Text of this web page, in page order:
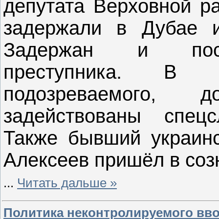
депутата Верховной
задержали в Дубае
Задержан и
преступника. В
задействованы
Также бывший
Алексеев пришёл в
... Читать дальше »
Политика неконтролируемого